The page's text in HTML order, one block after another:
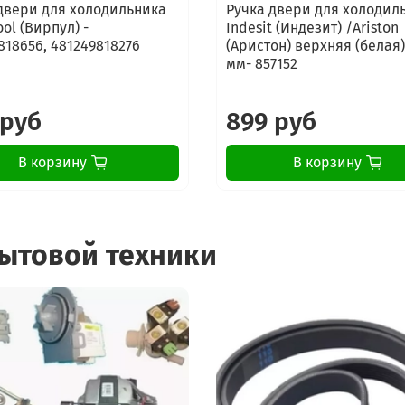
для холодильника
(Вирпул) -
481249818276
В корзину
Ручка двери для
Indesit (Индезит) /Ariston
(Аристон) верхняя
мм- 857152
899 руб
В корзину
техники